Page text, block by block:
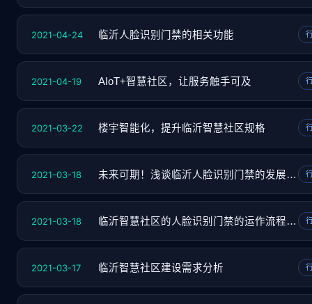
2021-04-24 临沂人脸识别门禁的相关功能
2021-04-19 AIoT+智慧社区，让服务触手可及
2021-03-22 楼宇智能化，提升临沂智慧社区规格
2021-03-18 未来可期！浅谈临沂人脸识别门禁的发展趋势
2021-03-18 临沂智慧社区的人脸识别门禁的运作流程是什么
2021-03-17 临沂智慧社区建设需求分析